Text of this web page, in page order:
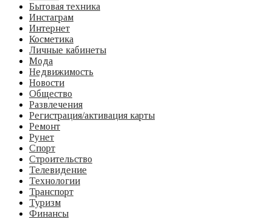
Бытовая техника
Инстаграм
Интернет
Косметика
Личные кабинеты
Мода
Недвижимость
Новости
Общество
Развлечения
Регистрация/активация карты
Ремонт
Рунет
Спорт
Строительство
Телевидение
Технологии
Транспорт
Туризм
Финансы